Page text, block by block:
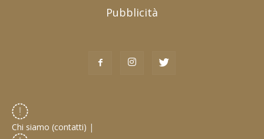
Pubblicità
Chi siamo (contatti) |